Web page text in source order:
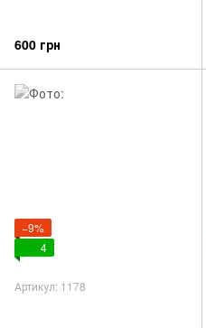
600 грн
−9%
4
Артикул: 1178